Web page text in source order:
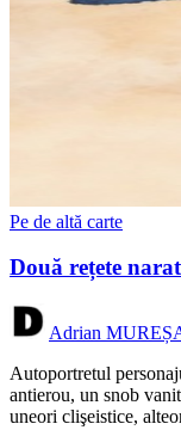
Pe de altă carte
Două rețete
Adrian
Autoportretul
antierou, un snob
uneori clişeistice,